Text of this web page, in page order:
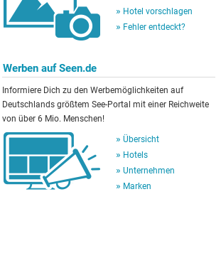
Hotel vorschlagen
Fehler entdeckt?
Werben auf Seen.de
Informiere Dich zu den Werbemöglichkeiten auf
Deutschlands größtem See-Portal mit einer Reichweite
von über 6 Mio. Menschen!
Übersicht
Hotels
Unternehmen
Marken